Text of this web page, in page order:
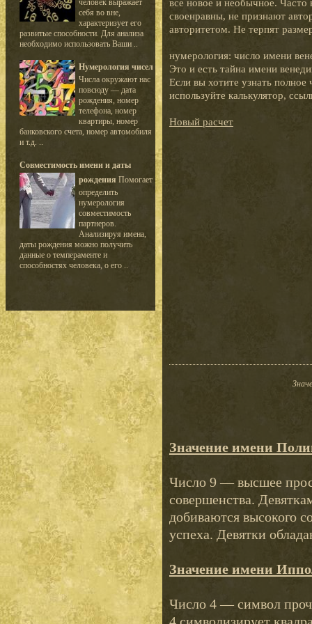
человек выражает
себя во вне,
характеризует его
развитые способности. Для анализа
необходимо использовать Ваши ..
Нумерология чисел
Числа окружают нас
повсюду — дата
рождения, номер
телефона, номер
квартиры, номер
банковского счета, номер автомобиля
и т.д. ..
Совместимость имени и даты
рождения Помогает
определить
нумерология
совместимость
партнеров.
Анализируя имена,
даты рождения можно получить
данные о темпераменте и
способностях человека, о его ..
все новое и необычное.
своенравны, не признают
авторитетом. Не терпят
нумерология: число имени
Это и есть тайна имени
Если вы хотите узнать
используйте калькулятор,
Новый расчет
Значение имени
Число 9 — высшее
совершенства.
добиваются высокого
успеха. Девятки
Значение имени
Число 4 — символ